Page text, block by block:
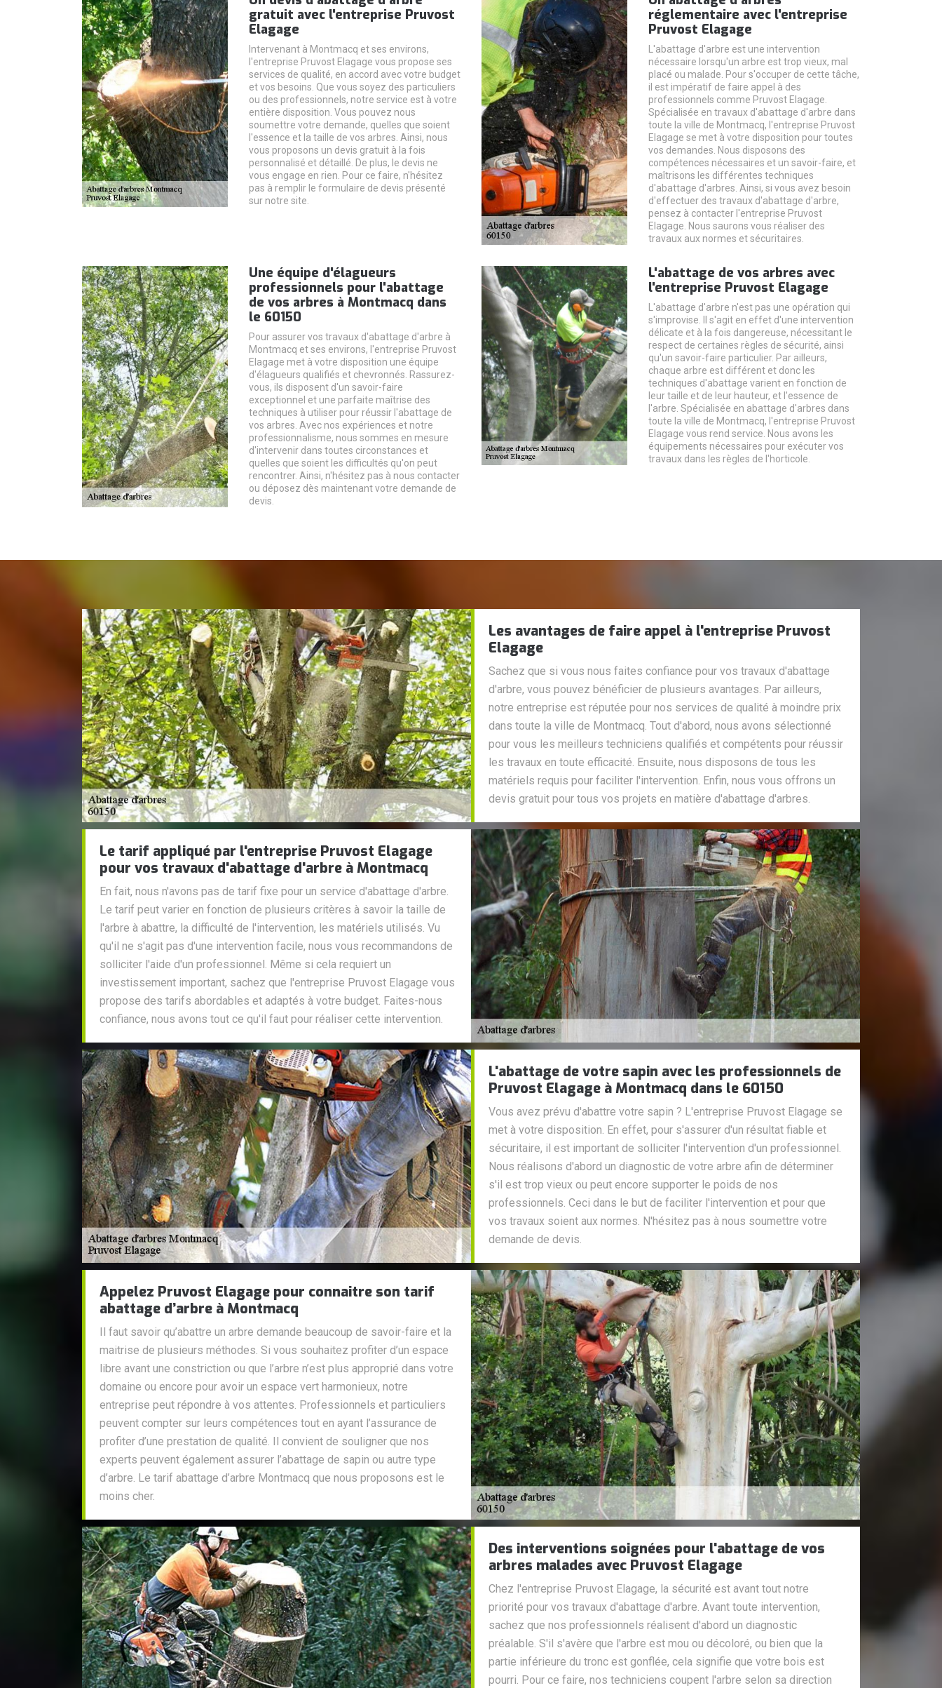
gratuit avec l'entreprise Pruvost
Elagage
Intervenant à Montmacq et ses environs,
l'entreprise Pruvost Elagage vous propose ses
services de qualité, en accord avec votre budget
et vos besoins. Que vous soyez des particuliers
ou des professionnels, notre service est à votre
entière disposition. Vous pouvez nous
soumettre votre demande, quelles que soient
l'essence et la taille de vos arbres. Ainsi, nous
vous proposons un devis gratuit à la fois
personnalisé et détaillé. De plus, le devis ne
vous engage en rien. Pour ce faire, n'hésitez
pas à remplir le formulaire de devis présenté
sur notre site.
réglementaire avec l'entreprise
Pruvost Elagage
L'abattage d'arbre est une intervention
nécessaire lorsqu'un arbre est trop vieux, mal
placé ou malade. Pour s'occuper de cette tâche,
il est impératif de faire appel à des
professionnels comme Pruvost Elagage.
Spécialisée en travaux d'abattage d'arbre dans
toute la ville de Montmacq, l'entreprise Pruvost
Elagage se met à votre disposition pour toutes
vos demandes. Nous disposons des
compétences nécessaires et un savoir-faire, et
maîtrisons les différentes techniques
d'abattage d'arbres. Ainsi, si vous avez besoin
d'effectuer des travaux d'abattage d'arbre,
pensez à contacter l'entreprise Pruvost
Elagage. Nous saurons vous réaliser des
travaux aux normes et sécuritaires.
Une équipe d'élagueurs
professionnels pour l'abattage
de vos arbres à Montmacq dans
le 60150
Pour assurer vos travaux d'abattage d'arbre à
Montmacq et ses environs, l'entreprise Pruvost
Elagage met à votre disposition une équipe
d'élagueurs qualifiés et chevronnés. Rassurez-
vous, ils disposent d'un savoir-faire
exceptionnel et une parfaite maîtrise des
techniques à utiliser pour réussir l'abattage de
vos arbres. Avec nos expériences et notre
professionnalisme, nous sommes en mesure
d'intervenir dans toutes circonstances et
quelles que soient les difficultés qu'on peut
rencontrer. Ainsi, n'hésitez pas à nous contacter
ou déposez dès maintenant votre demande de
devis.
L'abattage de vos arbres avec
l'entreprise Pruvost Elagage
L'abattage d'arbre n'est pas une opération qui
s'improvise. Il s'agit en effet d'une intervention
délicate et à la fois dangereuse, nécessitant le
respect de certaines règles de sécurité, ainsi
qu'un savoir-faire particulier. Par ailleurs,
chaque arbre est différent et donc les
techniques d'abattage varient en fonction de
leur taille et de leur hauteur, et l'essence de
l'arbre. Spécialisée en abattage d'arbres dans
toute la ville de Montmacq, l'entreprise Pruvost
Elagage vous rend service. Nous avons les
équipements nécessaires pour exécuter vos
travaux dans les règles de l'horticole.
Les avantages de faire appel à l'entreprise Pruvost
Elagage
Sachez que si vous nous faites confiance pour vos travaux d'abattage
d'arbre, vous pouvez bénéficier de plusieurs avantages. Par ailleurs,
notre entreprise est réputée pour nos services de qualité à moindre prix
dans toute la ville de Montmacq. Tout d'abord, nous avons sélectionné
pour vous les meilleurs techniciens qualifiés et compétents pour réussir
les travaux en toute efficacité. Ensuite, nous disposons de tous les
matériels requis pour faciliter l'intervention. Enfin, nous vous offrons un
devis gratuit pour tous vos projets en matière d'abattage d'arbres.
Le tarif appliqué par l'entreprise Pruvost Elagage
pour vos travaux d'abattage d'arbre à Montmacq
En fait, nous n'avons pas de tarif fixe pour un service d'abattage d'arbre.
Le tarif peut varier en fonction de plusieurs critères à savoir la taille de
l'arbre à abattre, la difficulté de l'intervention, les matériels utilisés. Vu
qu'il ne s'agit pas d'une intervention facile, nous vous recommandons de
solliciter l'aide d'un professionnel. Même si cela requiert un
investissement important, sachez que l'entreprise Pruvost Elagage vous
propose des tarifs abordables et adaptés à votre budget. Faites-nous
confiance, nous avons tout ce qu'il faut pour réaliser cette intervention.
L'abattage de votre sapin avec les professionnels de
Pruvost Elagage à Montmacq dans le 60150
Vous avez prévu d'abattre votre sapin ? L'entreprise Pruvost Elagage se
met à votre disposition. En effet, pour s'assurer d'un résultat fiable et
sécuritaire, il est important de solliciter l'intervention d'un professionnel.
Nous réalisons d'abord un diagnostic de votre arbre afin de déterminer
s'il est trop vieux ou peut encore supporter le poids de nos
professionnels. Ceci dans le but de faciliter l'intervention et pour que
vos travaux soient aux normes. N'hésitez pas à nous soumettre votre
demande de devis.
Appelez Pruvost Elagage pour connaitre son tarif
abattage d’arbre à Montmacq
Il faut savoir qu’abattre un arbre demande beaucoup de savoir-faire et la
maitrise de plusieurs méthodes. Si vous souhaitez profiter d’un espace
libre avant une constriction ou que l’arbre n’est plus approprié dans votre
domaine ou encore pour avoir un espace vert harmonieux, notre
entreprise peut répondre à vos attentes. Professionnels et particuliers
peuvent compter sur leurs compétences tout en ayant l’assurance de
profiter d’une prestation de qualité. Il convient de souligner que nos
experts peuvent également assurer l’abattage de sapin ou autre type
d’arbre. Le tarif abattage d’arbre Montmacq que nous proposons est le
moins cher.
Des interventions soignées pour l'abattage de vos
arbres malades avec Pruvost Elagage
Chez l'entreprise Pruvost Elagage, la sécurité est avant tout notre
priorité pour vos travaux d'abattage d'arbre. Avant toute intervention,
sachez que nos professionnels réalisent d'abord un diagnostic
préalable. S'il s'avère que l'arbre est mou ou décoloré, ou bien que la
partie inférieure du tronc est gonflée, cela signifie que votre bois est
pourri. Pour ce faire, nos techniciens coupent l'arbre selon sa direction